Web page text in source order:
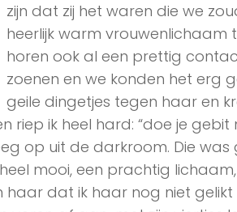
zijn dat zij het waren die we
heerlijk warm
horen ook al een prettig
zoenen en we konden het erg
geile dingetjes tegen haar en
riep ik heel hard: “doe je gebit
op uit de darkroom. Die
mooi, een prachtig
dat ik haar nog niet